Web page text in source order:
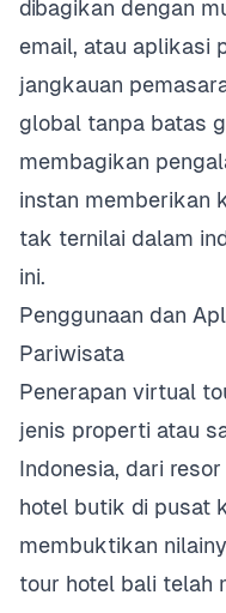
dibagikan dengan
email, atau aplikasi
jangkauan
global tanpa batas
membagikan
instan memberikan
tak ternilai dalam
ini.
Penggunaan dan
Pariwisata
Penerapan virtual
jenis properti atau
Indonesia, dari
hotel butik di pusat
membuktikan
tour hotel bali telah